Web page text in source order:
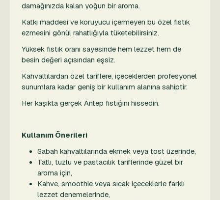
damağınızda kalan yoğun bir aroma.
Katkı maddesi ve koruyucu içermeyen bu özel fıstık
ezmesini gönül rahatlığıyla tüketebilirsiniz.
Yüksek fıstık oranı sayesinde hem lezzet hem de
besin değeri açısından eşsiz.
Kahvaltılardan özel tariflere, içeceklerden profesyonel
sunumlara kadar geniş bir kullanım alanına sahiptir.
Her kaşıkta gerçek Antep fıstığını hissedin.
Kullanım Önerileri
Sabah kahvaltılarında ekmek veya tost üzerinde,
Tatlı, tuzlu ve pastacılık tariflerinde güzel bir
aroma için,
Kahve, smoothie veya sıcak içeceklerle farklı
lezzet denemelerinde,